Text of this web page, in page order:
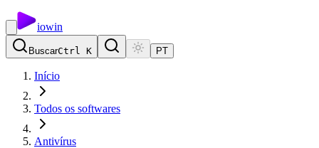
iowin
BuscarCtrl K PT
Início
Todos os softwares
Antivírus